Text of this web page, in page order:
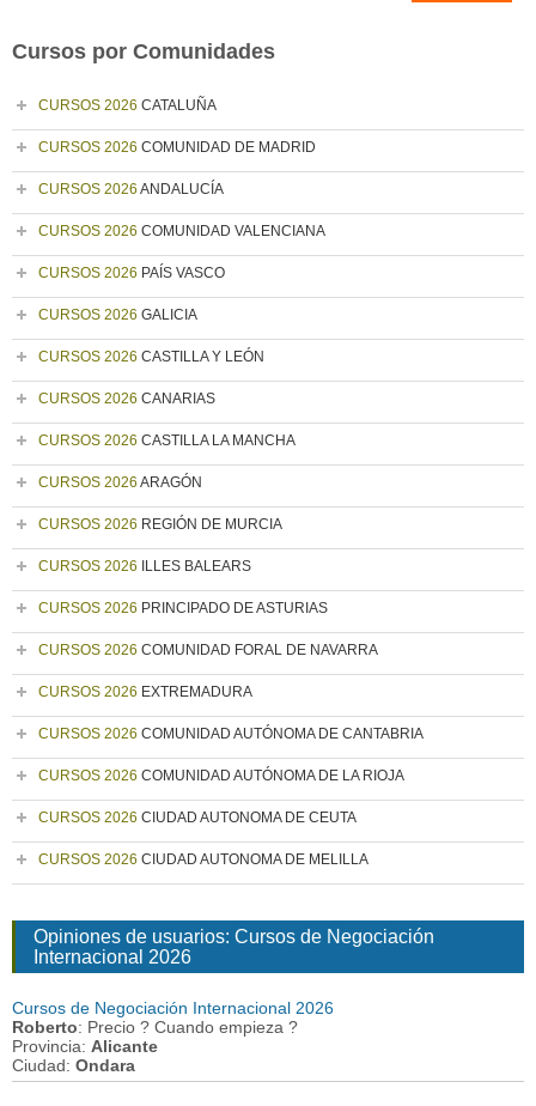
Cursos por Comunidades
CURSOS 2026 CATALUÑA
CURSOS 2026 COMUNIDAD DE MADRID
CURSOS 2026 ANDALUCÍA
CURSOS 2026 COMUNIDAD VALENCIANA
CURSOS 2026 PAÍS VASCO
CURSOS 2026 GALICIA
CURSOS 2026 CASTILLA Y LEÓN
CURSOS 2026 CANARIAS
CURSOS 2026 CASTILLA LA MANCHA
CURSOS 2026 ARAGÓN
CURSOS 2026 REGIÓN DE MURCIA
CURSOS 2026 ILLES BALEARS
CURSOS 2026 PRINCIPADO DE ASTURIAS
CURSOS 2026 COMUNIDAD FORAL DE NAVARRA
CURSOS 2026 EXTREMADURA
CURSOS 2026 COMUNIDAD AUTÓNOMA DE CANTABRIA
CURSOS 2026 COMUNIDAD AUTÓNOMA DE LA RIOJA
CURSOS 2026 CIUDAD AUTONOMA DE CEUTA
CURSOS 2026 CIUDAD AUTONOMA DE MELILLA
Opiniones de usuarios: Cursos de Negociación
Internacional 2026
Cursos de Negociación Internacional 2026
Roberto: Precio ? Cuando empieza ?
Provincia: Alicante
Ciudad: Ondara